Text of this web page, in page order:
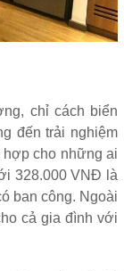
chỉ cách biển
đến trải nghiệm
cho những ai
328.000 VNĐ là
ban công. Ngoài
cả gia đình với